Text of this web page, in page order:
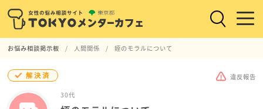
お悩み相談掲示板 人間関係 姪のモラルについて
解決済 違反報告
30代